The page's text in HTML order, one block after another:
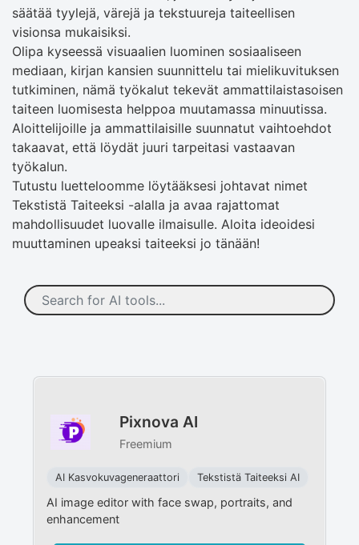
säätää tyylejä, värejä ja tekstuureja taiteellisen
visionsa mukaisiksi.
Olipa kyseessä visuaalien luominen sosiaaliseen
mediaan, kirjan kansien suunnittelu tai mielikuvituksen
tutkiminen, nämä työkalut tekevät ammattilaistasoisen
taiteen luomisesta helppoa muutamassa minuutissa.
Aloittelijoille ja ammattilaisille suunnatut vaihtoehdot
takaavat, että löydät juuri tarpeitasi vastaavan
työkalun.
Tutustu luetteloomme löytääksesi johtavat nimet
Tekstistä Taiteeksi -alalla ja avaa rajattomat
mahdollisuudet luovalle ilmaisulle. Aloita ideoidesi
muuttaminen upeaksi taiteeksi jo tänään!
Pixnova AI
Freemium
AI Kasvokuvageneraattori Tekstistä Taiteeksi AI
AI image editor with face swap, portraits, and
enhancement